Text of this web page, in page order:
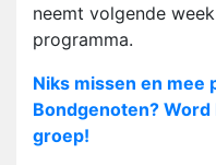
neemt volgende
programma.
Niks missen en mee
Bondgenoten? Word
groep!